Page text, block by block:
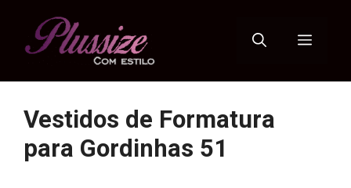
Menu
Vestidos de Formatura
para Gordinhas 51